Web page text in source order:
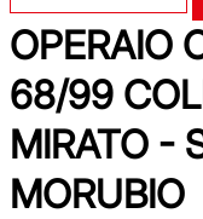
OPERAIO
68/99
MIRATO -
MORUBIO